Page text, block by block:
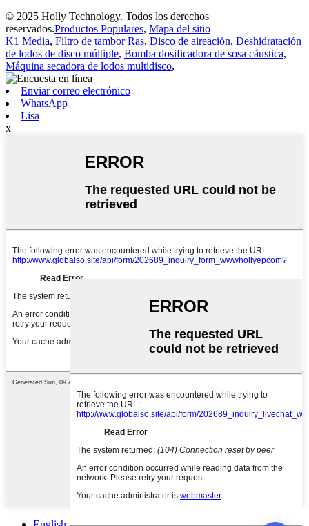
© 2025 Holly Technology. Todos los derechos
reservados.Productos Populares, Mapa del sitio
K1 Media, Filtro de tambor Ras, Disco de aireación, Deshidratación
de lodos de disco múltiple, Bomba dosificadora de sosa cáustica,
Máquina secadora de lodos multidisco,
Enviar correo electrónico
WhatsApp
Lisa
x